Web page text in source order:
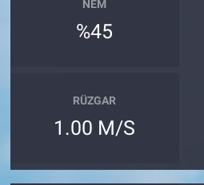
NEM
%45
RÜZGAR
1.00 M/S